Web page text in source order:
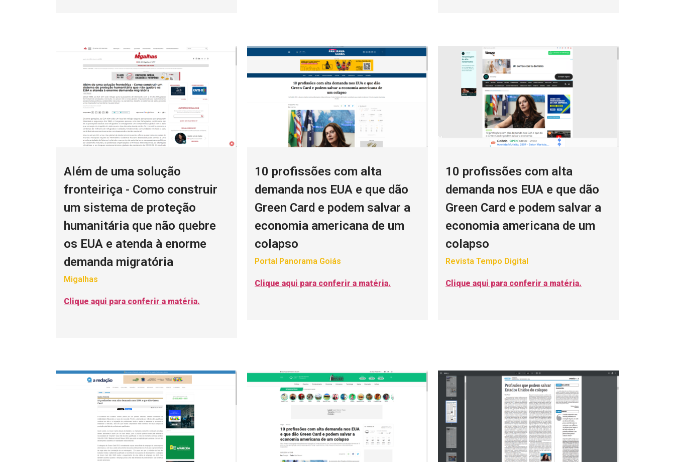
Além de uma solução
fronteiriça - Como construir
um sistema de proteção
humanitária que não quebre
os EUA e atenda à enorme
demanda migratória
Migalhas
Clique aqui para conferir a matéria.
10 profissões com alta
demanda nos EUA e que dão
Green Card e podem salvar a
economia americana de um
colapso
Portal Panorama Goiás
Clique aqui para conferir a matéria.
10 profissões com alta
demanda nos EUA e que dão
Green Card e podem salvar a
economia americana de um
colapso
Revista Tempo Digital
Clique aqui para conferir a matéria.